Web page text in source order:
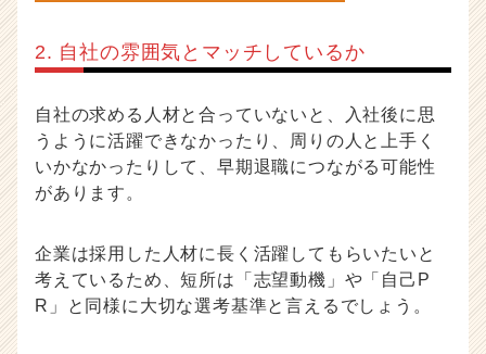
2. 自社の雰囲気とマッチしているか
自社の求める人材と合っていないと、入社後に思
うように活躍できなかったり、周りの人と上手く
いかなかったりして、早期退職につながる可能性
があります。
企業は採用した人材に長く活躍してもらいたいと
考えているため、短所は「志望動機」や「自己P
R」と同様に大切な選考基準と言えるでしょう。